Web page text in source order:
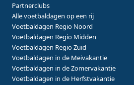
Partnerclubs
Alle voetbaldagen op een rij
Voetbaldagen Regio Noord
Voetbaldagen Regio Midden
Voetbaldagen Regio Zuid
Voetbaldagen in de Meivakantie
Voetbaldagen in de Zomervakantie
Voetbaldagen in de Herfstvakantie